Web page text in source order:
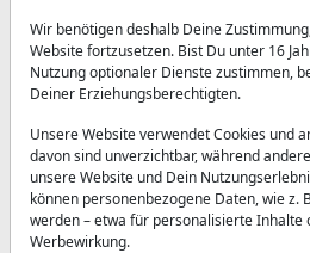
Welche Kosten
Marinas entstehen?
Wir benötigen deshalb Deine
Website fortzusetzen. Bist Du unter 16
Nutzung optionaler Dienste zustimmen,
Deiner Erziehungsberechtigten.
Unsere Website verwendet Cookies und
davon sind unverzichtbar, während
unsere Website und Dein
können personenbezogene Daten, wie z.
werden – etwa für personalisierte Inhalte
Werbewirkung.